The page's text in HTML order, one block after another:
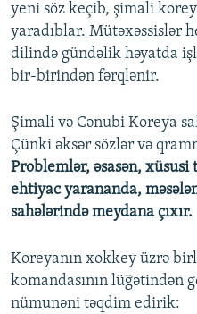
yeni söz keçib, şimali
yaradıblar. Mütəxəssislər
dilində gündəlik həyatda
bir-birindən fərqlənir.
Şimali və Cənubi Koreya
Çünki əksər sözlər və
Problemlər, əsasən,
ehtiyac yarananda,
sahələrində meydana çıxır.
Koreyanın xokkey üzrə
komandasının lüğətindən
nümunəni təqdim edirik: